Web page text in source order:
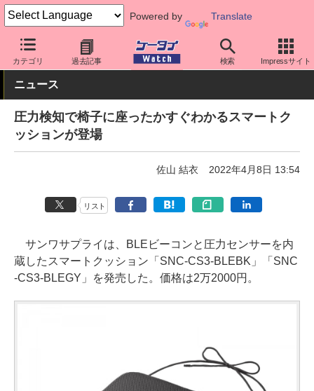
Powered by Translate
カテゴリ 過去記事 検索 Impressサイト
ケータイ Watch 周辺機器/アクセサリー その他
ニュース
圧力検知で椅子に座ったかすぐわかるスマートク
ッションが登場
佐山 結衣 2022年4月8日 13:54
リスト
サンワサプライは、BLEビーコンと圧力センサーを内
蔵したスマートクッション「SNC-CS3-BLEBK」「SNC
-CS3-BLEGY」を発売した。価格は2万2000円。